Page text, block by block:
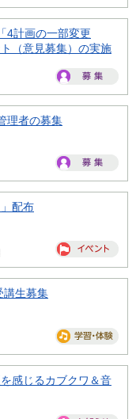
4計画の一部変更
（意見募集）の実施
理者の募集
配布
講生募集
感じるカブクワ＆音